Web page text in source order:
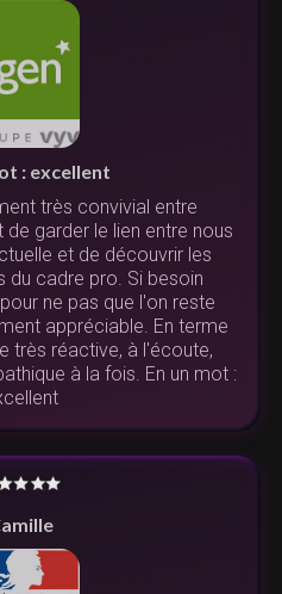
: excellent
très convivial entre
garder le lien entre nous
et de découvrir les
du cadre pro. Si besoin
ne pas que l'on reste
appréciable. En terme
très réactive, à l'écoute,
à la fois. En un mot :